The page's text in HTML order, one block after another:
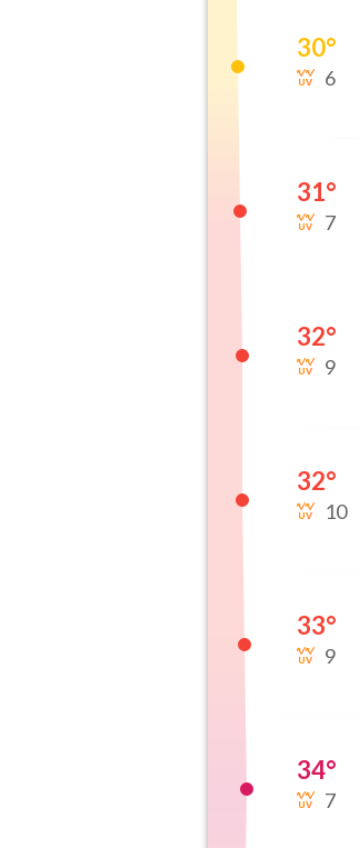
30°
6
31°
7
32°
9
32°
10
33°
9
34°
7